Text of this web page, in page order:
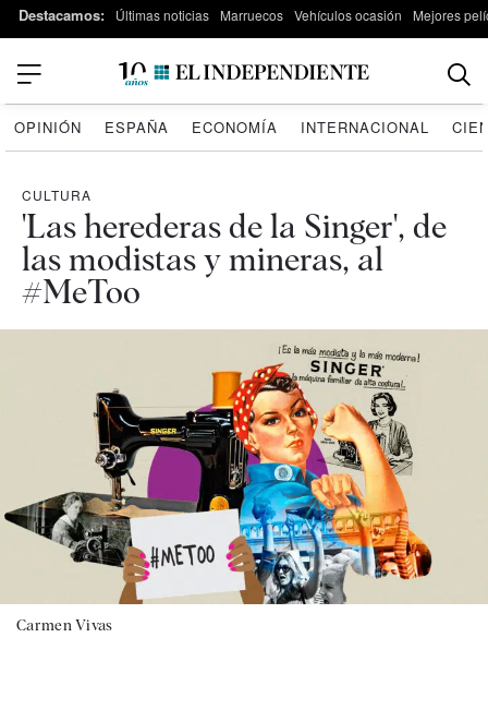
Destacamos: Últimas noticias Marruecos Vehículos ocasión Mejores
OPINIÓN ESPAÑA ECONOMÍA INTERNACIONAL
CULTURA
'Las herederas de la Singer', de
las modistas y mineras, al
#MeToo
Carmen Vivas